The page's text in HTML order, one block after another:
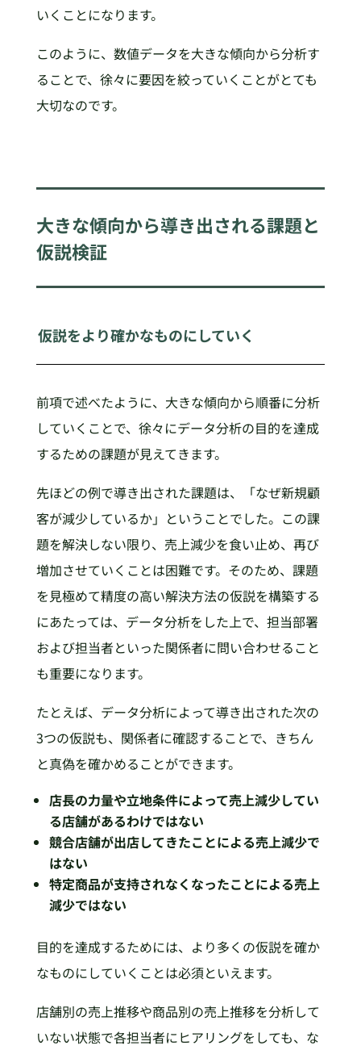
いくことになります。
このように、数値データを大きな傾向から分析す
ることで、徐々に要因を絞っていくことがとても
大切なのです。
大きな傾向から導き出される課題と
仮説検証
仮説をより確かなものにしていく
前項で述べたように、大きな傾向から順番に分析
していくことで、徐々にデータ分析の目的を達成
するための課題が見えてきます。
先ほどの例で導き出された課題は、「なぜ新規顧
客が減少しているか」ということでした。この課
題を解決しない限り、売上減少を食い止め、再び
増加させていくことは困難です。そのため、課題
を見極めて精度の高い解決方法の仮説を構築する
にあたっては、データ分析をした上で、担当部署
および担当者といった関係者に問い合わせること
も重要になります。
たとえば、データ分析によって導き出された次の
3つの仮説も、関係者に確認することで、きちん
と真偽を確かめることができます。
店長の力量や立地条件によって売上減少してい
る店舗があるわけではない
競合店舗が出店してきたことによる売上減少で
はない
特定商品が支持されなくなったことによる売上
減少ではない
目的を達成するためには、より多くの仮説を確か
なものにしていくことは必須といえます。
店舗別の売上推移や商品別の売上推移を分析して
いない状態で各担当者にヒアリングをしても、な